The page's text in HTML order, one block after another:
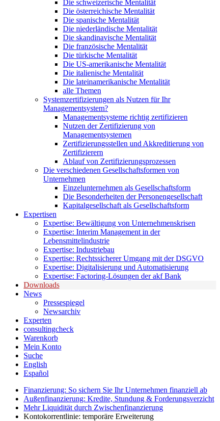
Die schweizerische Mentalität
Die österreichische Mentalität
Die spanische Mentalität
Die niederländische Mentalität
Die skandinavische Mentalität
Die französische Mentalität
Die türkische Mentalität
Die US-amerikanische Mentalität
Die italienische Mentalität
Die lateinamerikanische Mentalität
alle Themen
Systemzertifizierungen als Nutzen für Ihr
Managementsystem?
Managementsysteme richtig zertifizieren
Nutzen der Zertifizierung von
Managementsystemen
Zertifizierungsstellen und Akkreditierung von
Zertifizierern
Ablauf von Zertifizierungsprozessen
Die verschiedenen Gesellschaftsformen von
Unternehmen
Einzelunternehmen als Gesellschaftsform
Die Besonderheiten der Personengesellschaft
Kapitalgesellschaft als Gesellschaftsform
Expertisen
Expertise: Bewältigung von Unternehmenskrisen
Expertise: Interim Management in der
Lebensmittelindustrie
Expertise: Industriebau
Expertise: Rechtssicherer Umgang mit der DSGVO
Expertise: Digitalisierung und Automatisierung
Expertise: Factoring-Lösungen der akf Bank
Downloads
News
Pressespiegel
Newsarchiv
Experten
consultingcheck
Warenkorb
Mein Konto
Suche
English
Español
Finanzierung: So sichern Sie Ihr Unternehmen finanziell ab
Außenfinanzierung: Kredite, Stundung & Forderungsverzicht
Mehr Liquidität durch Zwischenfinanzierung
Kontokorrentlinie: temporäre Erweiterung